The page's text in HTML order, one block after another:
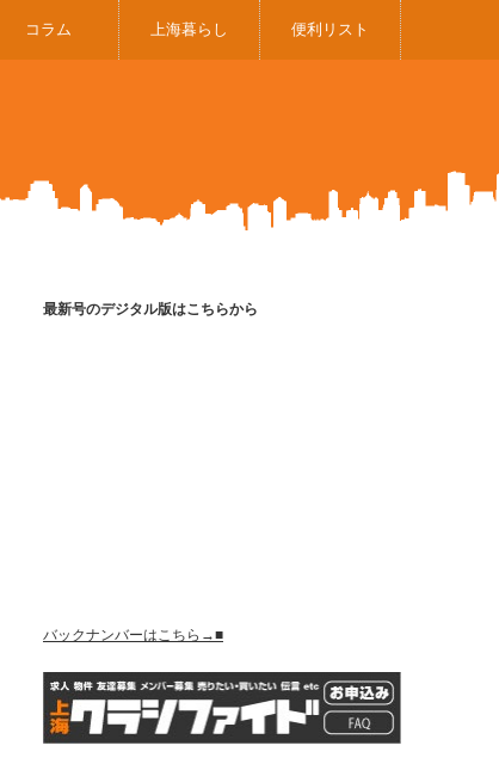
コラム 上海暮らし 便利リスト
最新号のデジタル版はこちらから
バックナンバーはこちら→■